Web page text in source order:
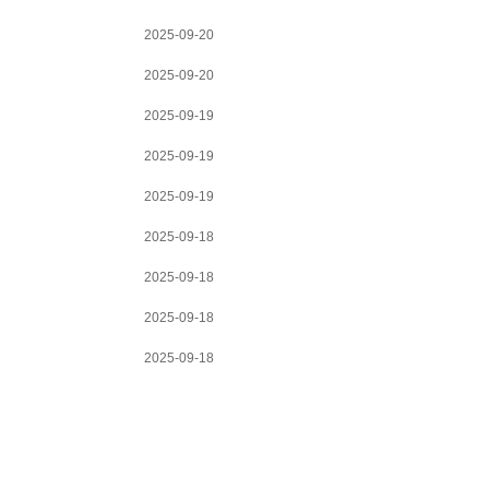
2025-09-20
2025-09-20
2025-09-19
2025-09-19
2025-09-19
2025-09-18
2025-09-18
2025-09-18
2025-09-18